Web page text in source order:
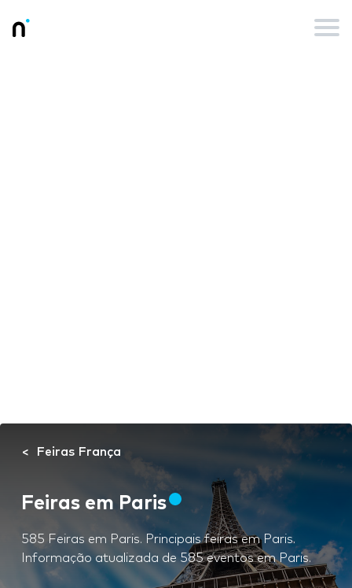
Feiras França
Feiras em Paris
585 Feiras em Paris. Principais feiras em Paris.
Informação atualizada de 585 eventos em Paris.